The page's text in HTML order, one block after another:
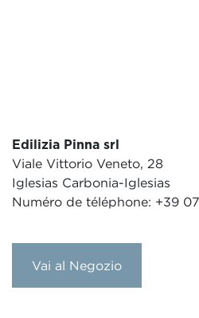
Edilizia Pinna srl
Viale Vittorio Veneto, 28
Iglesias Carbonia-Iglesias
Numéro de téléphone: +39
Vai al Negozio